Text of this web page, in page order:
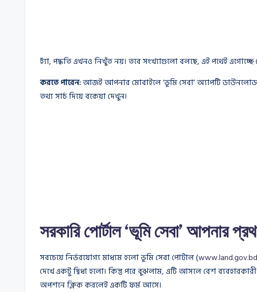
হ্যাঁ, পদ্ধতি এখনও নিখুঁত নয়। তবে সংখ্যাগুলো বলছে, এই পথেই এগোচ্ছে
করতে পারেন:আজই আপনার মোবাইলে ‘ভূমি সেবা’ অ্যাপটি
তথ্য সার্চ দিয়ে বকেয়া দেখুন।
সরকারি পোর্টাল ‘ভূমি সেবা’ আপনার
সবচেয়ে নির্ভরযোগ্য মাধ্যম হলো ভূমি সেবা পোর্টাল (www.land.gov.bd
দেখে একটু দ্বিধা হলো। কিন্তু পরে বুঝলাম, এটি আসলে বেশ ব্যবহারকারী-
অপশনে ক্লিক করলেই একটি ফর্ম আসে।